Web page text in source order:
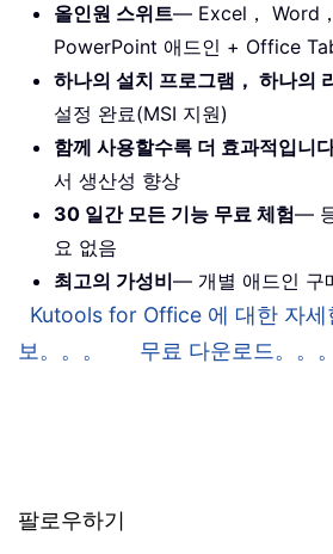
올인원 스위트— Excel， Word
PowerPoint 애드인 + Office
하나의 설치 프로그램， 하나의
설정 완료(MSI 지원)
함께 사용할수록 더 효과적입니
서 생산성 향상
30 일간 모든 기능 무료 체험—
요 없음
최고의 가성비— 개별 애드인 구
Kutools for Office 에 대한 자세
보。。。
무료 다운로드。。。
팔로우하기